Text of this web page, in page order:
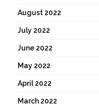
August 2022
July 2022
June 2022
May 2022
April 2022
March 2022